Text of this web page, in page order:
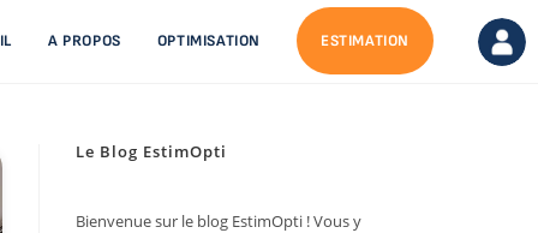
A PROPOS OPTIMISATION ESTIMATION
Le Blog EstimOpti
Bienvenue sur le blog EstimOpti ! Vous y